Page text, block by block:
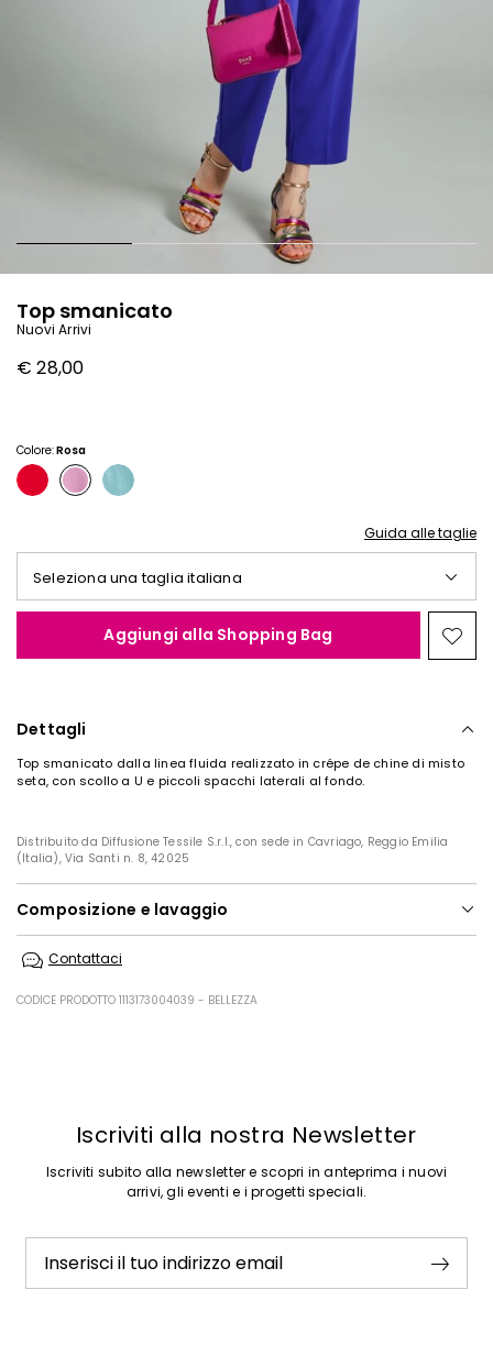
Top smanicato
Nuovi Arrivi
€ 28,00
Colore:Rosa
Guida alle taglie
Seleziona una taglia italiana
Aggiungi alla Shopping Bag
nella
Dettagli
Top smanicato dalla linea fluida realizzato in crépe de chine di misto
seta, con scollo a U e piccoli spacchi laterali al fondo.
Distribuito da Diffusione Tessile S.r.l., con sede in Cavriago, Reggio Emilia
(Italia), Via Santi n. 8, 42025
Composizione e lavaggio
ferro tiepido max 110 gradi c; lavare a secco delicato con
Contattaci
CODICE PRODOTTO 1113173004039 - BELLEZZA
Iscriviti alla nostra Newsletter
Iscriviti subito alla newsletter e scopri in anteprima i nuovi
arrivi, gli eventi e i progetti speciali.
Inserisci il tuo indirizzo email